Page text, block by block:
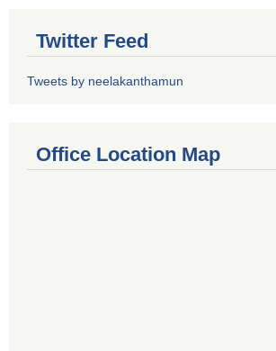
Twitter Feed
Tweets by neelakanthamun
Office Location Map